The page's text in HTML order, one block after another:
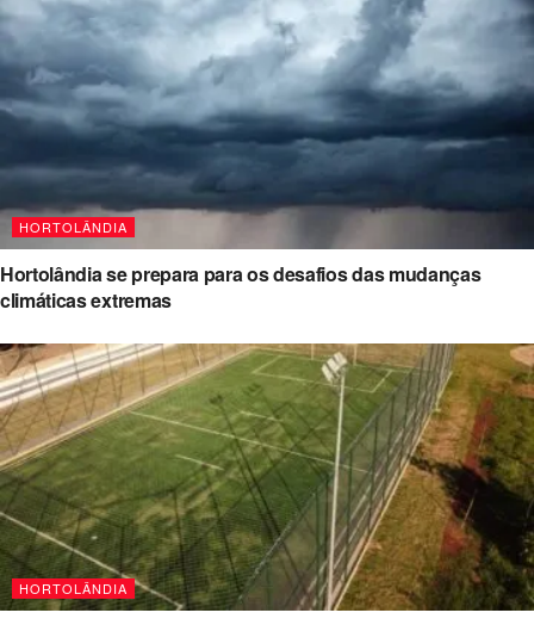
HORTOLÂNDIA
Hortolândia se prepara para os desafios das mudanças
climáticas extremas
HORTOLÂNDIA